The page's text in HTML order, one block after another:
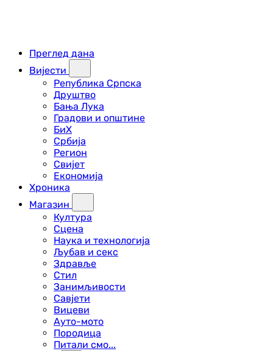
Преглед дана
Вијести
Република Српска
Друштво
Бања Лука
Градови и општине
БиХ
Србија
Регион
Свијет
Економија
Хроника
Магазин
Култура
Сцена
Наука и технологија
Љубав и секс
Здравље
Стил
Занимљивости
Савјети
Вицеви
Ауто-мото
Породица
Питали смо...